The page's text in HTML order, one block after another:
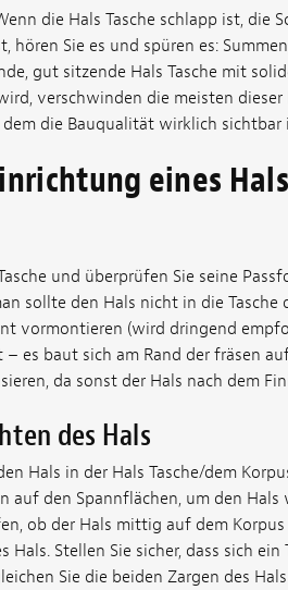
die Hals Tasche schlapp ist, die
hören Sie es und spüren es:
gut sitzende Hals Tasche mit
verschwinden die meisten
dem die Bauqualität wirklich sichtbar
eines Hals
und überprüfen Sie seine
sollte den Hals nicht in die Tasche
vormontieren (wird dringend
es baut sich am Rand der fräsen
da sonst der Hals nach dem
des Hals
Hals in der Hals Tasche/dem
auf den Spannflächen, um den Hals
ob der Hals mittig auf dem
Hals. Stellen Sie sicher, dass sich
Sie die beiden Zargen des